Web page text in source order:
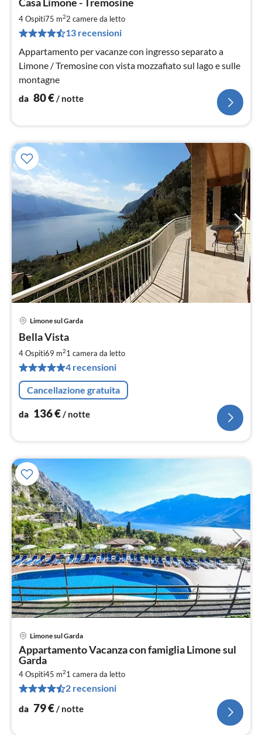
4 Ospiti75 m22 camere da letto
13 recensioni
Appartamento per vacanze con ingresso separato a
Limone / Tremosine con vista mozzafiato sul lago e sulle
montagne
da 80€/ notte
Limone sul Garda
Bella Vista
4 Ospiti69 m21 camera da letto
4 recensioni
Cancellazione gratuita
da 136€/ notte
Limone sul Garda
Appartamento Vacanza con famiglia Limone sul
Garda
4 Ospiti45 m21 camera da letto
2 recensioni
da 79€/ notte